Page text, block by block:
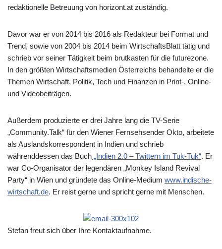
redaktionelle Betreuung von horizont.at zuständig.
Davor war er von 2014 bis 2016 als Redakteur bei Format und
Trend, sowie von 2004 bis 2014 beim WirtschaftsBlatt tätig und
schrieb vor seiner Tätigkeit beim brutkasten für die futurezone.
In den größten Wirtschaftsmedien Österreichs behandelte er die
Themen Wirtschaft, Politik, Tech und Finanzen in Print-, Online-
und Videobeiträgen.
Außerdem produzierte er drei Jahre lang die TV-Serie
„Community.Talk“ für den Wiener Fernsehsender Okto, arbeitete
als Auslandskorrespondent in Indien und schrieb
währenddessen das Buch „Indien 2.0 – Twittern im Tuk-Tuk“. Er
war Co-Organisator der legendären „Monkey Island Revival
Party“ in Wien und gründete das Online-Medium www.indische-
wirtschaft.de. Er reist gerne und spricht gerne mit Menschen.
Stefan freut sich über Ihre Kontaktaufnahme.